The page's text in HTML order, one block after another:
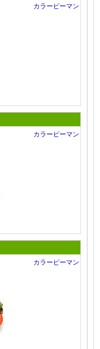
カラーピーマン
カラーピーマン
カラーピーマン